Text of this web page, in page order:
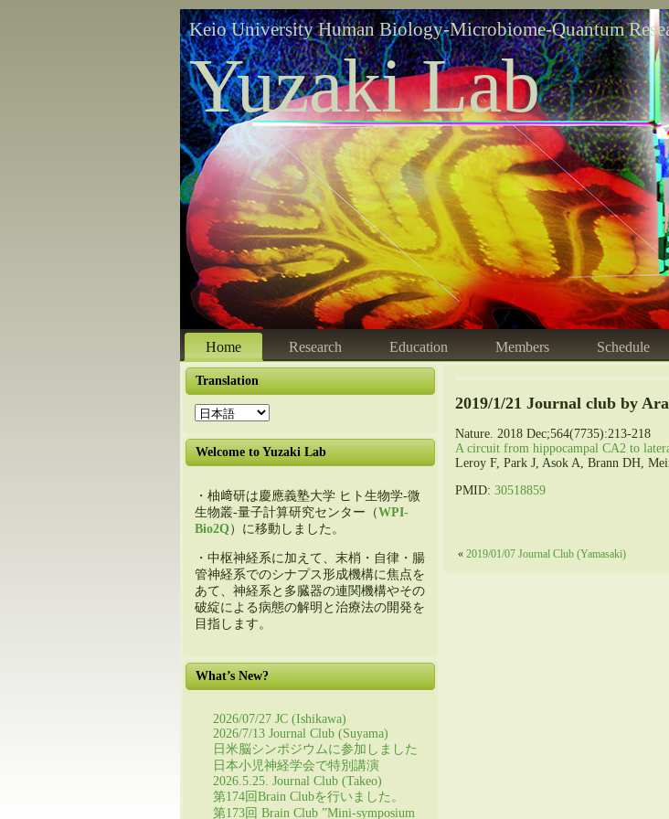
Keio University Human Biology-Microbiome-Quantum
Yuzaki Lab
Home Research Education Members Schedule
Translation
Welcome to Yuzaki Lab
・柚﨑研は慶應義塾大学 ヒト生物学-微
生物叢-量子計算研究センター（WPI-
Bio2Q）に移動しました。
・中枢神経系に加えて、末梢・自律・腸
管神経系でのシナプス形成機構に焦点を
あて、神経系と多臓器の連関機構やその
破綻による病態の解明と治療法の開発を
目指します。
What’s New?
2026/07/27 JC (Ishikawa)
2026/7/13 Journal Club (Suyama)
日米脳シンポジウムに参加しました
日本小児神経学会で特別講演
2026.5.25. Journal Club (Takeo)
第174回Brain Clubを行いました。
第173回 Brain Club ”Mini-symposium
2019/1/21 Journal club by
Nature. 2018 Dec;564(7735):213-218
A circuit from hippocampal CA2 to
Leroy F, Park J, Asok A, Brann DH,
PMID: 30518859
« 2019/01/07 Journal Club (Yamasaki)